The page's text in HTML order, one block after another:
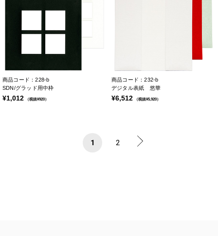
商品コード：228-b
SDN/グラッド用中枠
¥1,012 （税抜¥920）
商品コード：232-b
デジタル表紙 悠華
¥6,512 （税抜¥5,920）
1 2